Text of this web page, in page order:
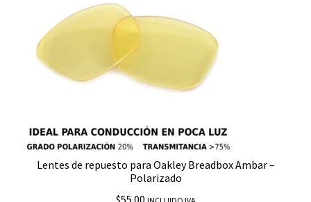
Lentes de repuesto para Oakley Breadbox Ambar –
Polarizado
$55.00